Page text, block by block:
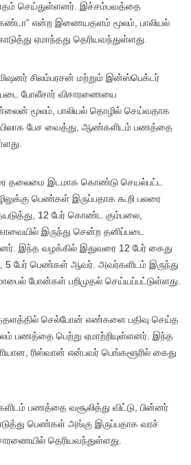
செய்துள்ளனர். இச்சம்பவத்தை
என்ற இணையதளம் மூலம், பாலியல்
ஏமாந்தது தெரியவந்துள்ளது.
சிலம்பரசன் மற்றும் இன்ஸ்பெக்டர்
போலீசார் விசாரணையை
மூலம், பாலியல் தொழில் செய்வதாக
பேச வைத்து, ஆண்களிடம் பணத்தை
தலைமை இடமாக கொண்டு செயல்பட்ட
பெண்கள் இருப்பதாக கூறி பலரை
12 பேர் கொண்ட கும்பலை,
இருந்து சென்ற தனிப்படை
இந்த வழக்கில் இதுவரை 12 பேர் கைது
5 பேர் பெண்கள் ஆவர். அவர்களிடம் இருந்து
போன்கள் பறிமுதல் செய்யப்பட்டுள்ளது.
செல்போன் எண்களை பதிவு செய்த
பெற்று ஏமாற்றியுள்ளனர். இந்த
ரிஸ்வான் என்பவர் பெங்களூரில் கைது
பணத்தை வசூலித்து விட்டு, பின்னர்
பெண்கள் அங்கு இருப்பதாக வரச்
தெரியவந்துள்ளது.